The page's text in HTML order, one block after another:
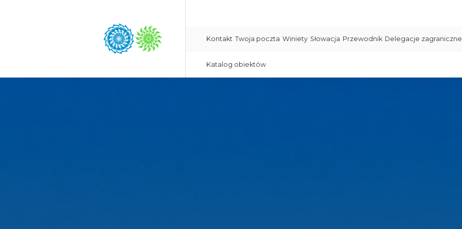
Kontakt Twoja poczta Winiety Słowacja Przewodnik Delegacje zagraniczne
Katalog obiektów